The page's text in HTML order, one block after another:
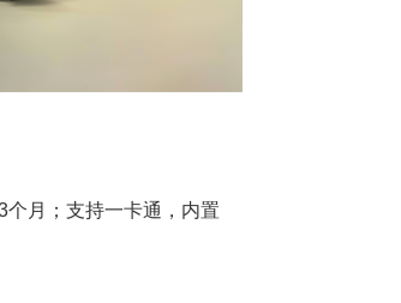
个月；支持一卡通， 内置